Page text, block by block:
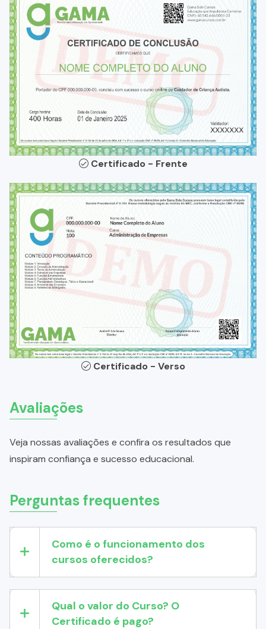
Certificado - Frente
Certificado - Verso
Avaliações
Veja nossas avaliações e confira os resultados que
inspiram confiança e sucesso educacional.
Perguntas frequentes
Como é o funcionamento dos
cursos oferecidos?
Qual o valor do Curso? O
Certificado é pago?